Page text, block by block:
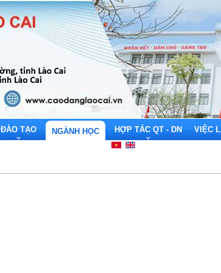
ĐÀO TẠO NGÀNH HỌC HỢP TÁC QT - DN VIỆC